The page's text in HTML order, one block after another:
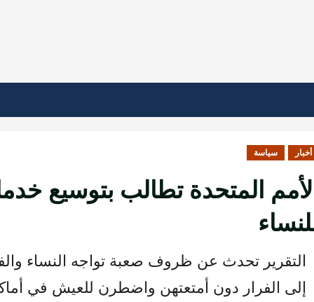
أخبار سياسة
المتحدة تطالب بتوسيع
التقرير تحدث عن ظروف صعبة تواجه النساء
إلى الفرار دون أمتعتهن واضطرن للعيش في